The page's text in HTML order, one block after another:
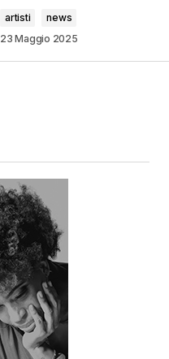
artisti
news
23 Maggio 2025